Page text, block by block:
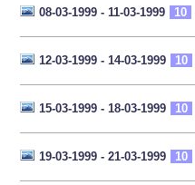
08-03-1999 - 11-03-1999 10
12-03-1999 - 14-03-1999 10
15-03-1999 - 18-03-1999 10
19-03-1999 - 21-03-1999 10